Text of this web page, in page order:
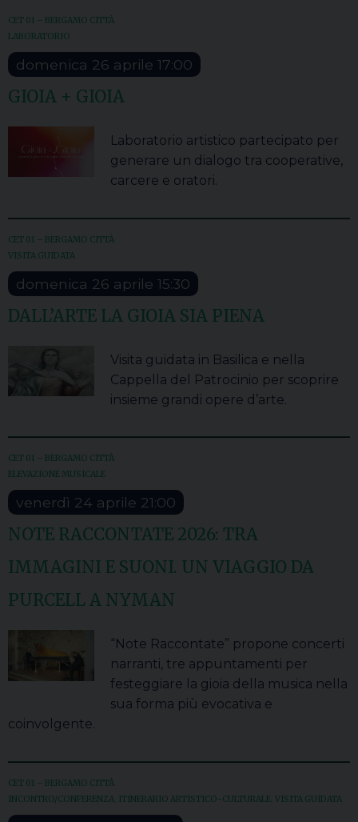
CET 01 – BERGAMO CITTÀ
LABORATORIO
domenica 26 aprile 17:00
GIOIA + GIOIA
Laboratorio artistico partecipato per
generare un dialogo tra cooperative,
carcere e oratori.
CET 01 – BERGAMO CITTÀ
VISITA GUIDATA
domenica 26 aprile 15:30
DALL’ARTE LA GIOIA SIA PIENA
Visita guidata in Basilica e nella
Cappella del Patrocinio per scoprire
insieme grandi opere d’arte.
CET 01 – BERGAMO CITTÀ
ELEVAZIONE MUSICALE
venerdì 24 aprile 21:00
NOTE RACCONTATE 2026: TRA
IMMAGINI E SUONI. UN VIAGGIO DA
PURCELL A NYMAN
“Note Raccontate” propone concerti
narranti, tre appuntamenti per
festeggiare la gioia della musica nella
sua forma più evocativa e
coinvolgente.
CET 01 – BERGAMO CITTÀ
INCONTRO/CONFERENZA
ITINERARIO ARTISTICO-CULTURALE VISITA GUIDATA